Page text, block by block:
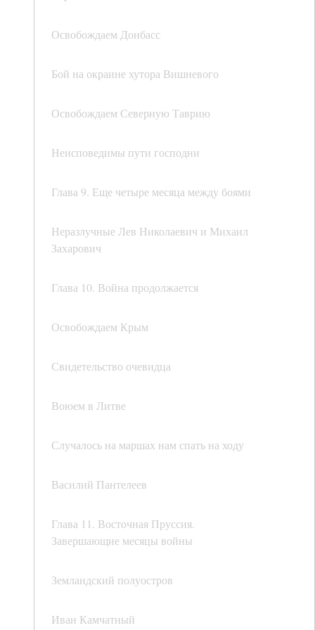
Освобождаем Донбасс
Бой на окраине хутора Вишневого
Освобождаем Северную Таврию
Неисповедимы пути господни
Глава 9. Еще четыре месяца между боями
Неразлучные Лев Николаевич и Михаил
Захарович
Глава 10. Война продолжается
Освобождаем Крым
Свидетельство очевидца
Воюем в Литве
Случалось на маршах нам спать на ходу
Василий Пантелеев
Глава 11. Восточная Пруссия.
Завершающие месяцы войны
Земландский полуостров
Иван Камчатный